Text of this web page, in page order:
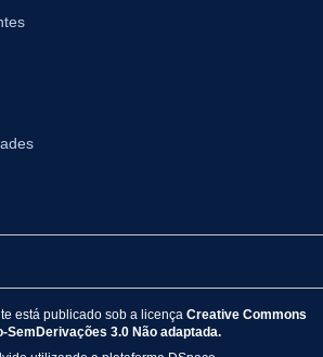
está publicado sob a licença Creative Commons
SemDerivações 3.0 Não adaptada.